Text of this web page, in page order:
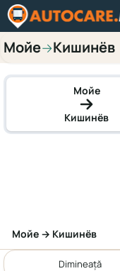
Мойе→Кишинёв
Мойе
Кишинёв
Мойе → Кишинёв
Dimineață